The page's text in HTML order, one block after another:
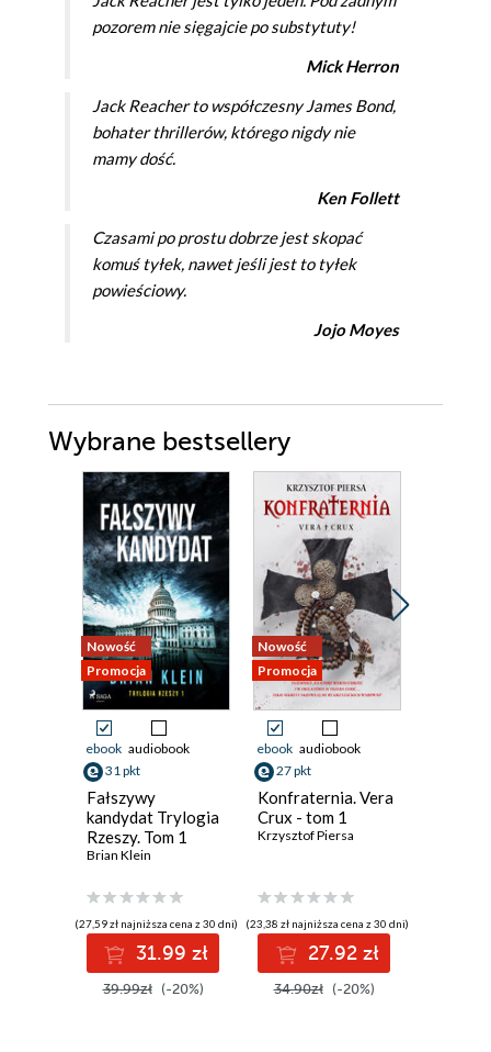
pozorem nie sięgajcie po substytuty!
Mick Herron
Jack Reacher to współczesny James Bond,
bohater thrillerów, którego nigdy nie
mamy dość.
Ken Follett
Czasami po prostu dobrze jest skopać
komuś tyłek, nawet jeśli jest to tyłek
powieściowy.
Jojo Moyes
Wybrane bestsellery
Nowość
Promocja
ebook audiobook
31 pkt
Fałszywy
kandydat Trylogia
Rzeszy. Tom 1
Brian Klein
(27,59 zł najniższa cena z 30 dni)
31.99 zł
39.99zł (-20%)
Nowość
Promocja
ebook audiobook
27 pkt
Konfraternia. Vera
Crux - tom 1
Krzysztof Piersa
(23,38 zł najniższa cena z 30 dni)
27.92 zł
34.90zł (-20%)